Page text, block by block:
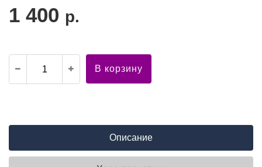
1 400 р.
В корзину
Описание